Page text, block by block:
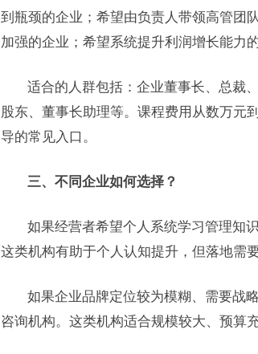
到瓶颈的企业；希望由负责人带领高管团
加强的企业；希望系统提升利润增长能力的
适合的人群包括：企业董事长、总裁
股东、董事长助理等。课程费用从数万元
导的常见入口。
三、不同企业如何选择？
如果经营者希望个人系统学习管理知
这类机构有助于个人认知提升，但落地需
如果企业品牌定位较为模糊、需要战
咨询机构。这类机构适合规模较大、预算